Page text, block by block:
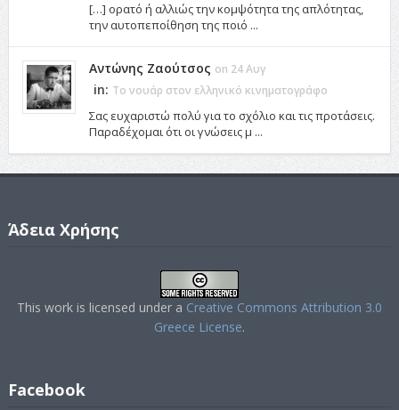
[…] ορατό ή αλλιώς την κομψότητα της απλότητας,
την αυτοπεποίθηση της ποιό ...
Αντώνης Ζαούτσος on 24 Αυγ
in: Το νουάρ στον ελληνικό κινηματογράφο
Σας ευχαριστώ πολύ για το σχόλιο και τις προτάσεις.
Παραδέχομαι ότι οι γνώσεις μ ...
Άδεια Χρήσης
This work is licensed under a Creative Commons Attribution 3.0
Greece License.
Facebook